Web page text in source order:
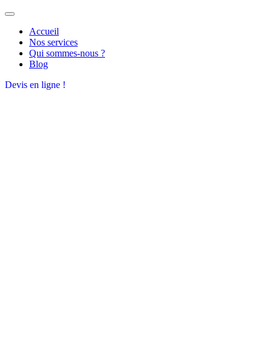
Accueil
Nos services
Qui sommes-nous ?
Blog
Devis en ligne !